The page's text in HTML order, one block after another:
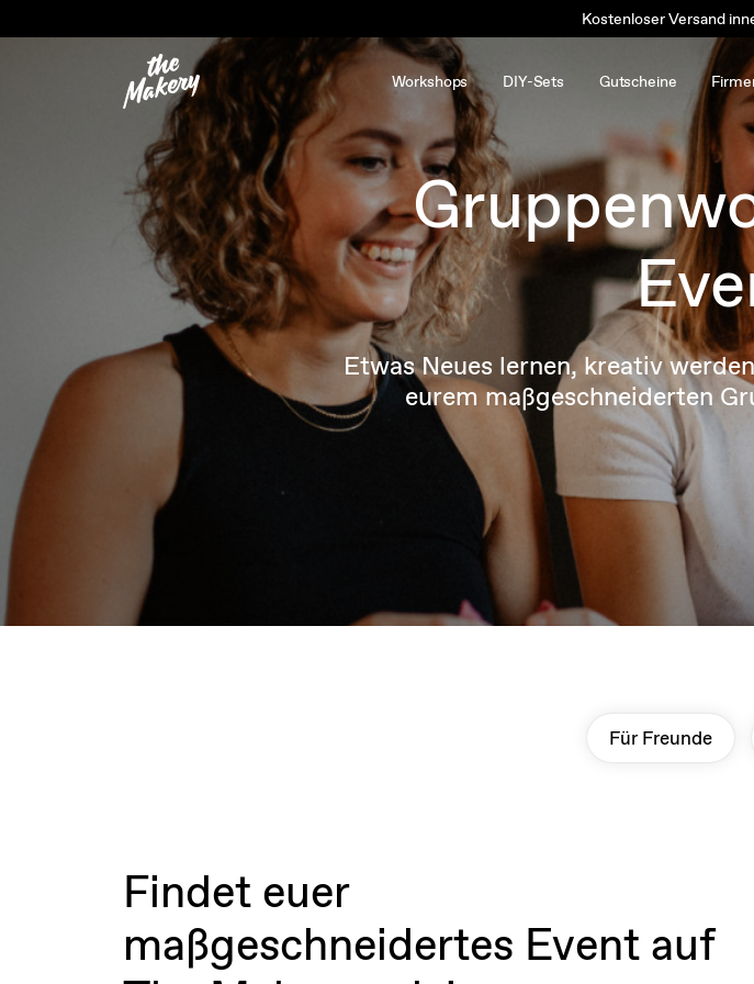
Kostenloser Versand
Workshops DIY-Sets Gutscheine
Etwas Neues lernen, kreativ
eurem maßgeschneiderten
Für Freunde
Findet euer
maßgeschneidertes Event auf